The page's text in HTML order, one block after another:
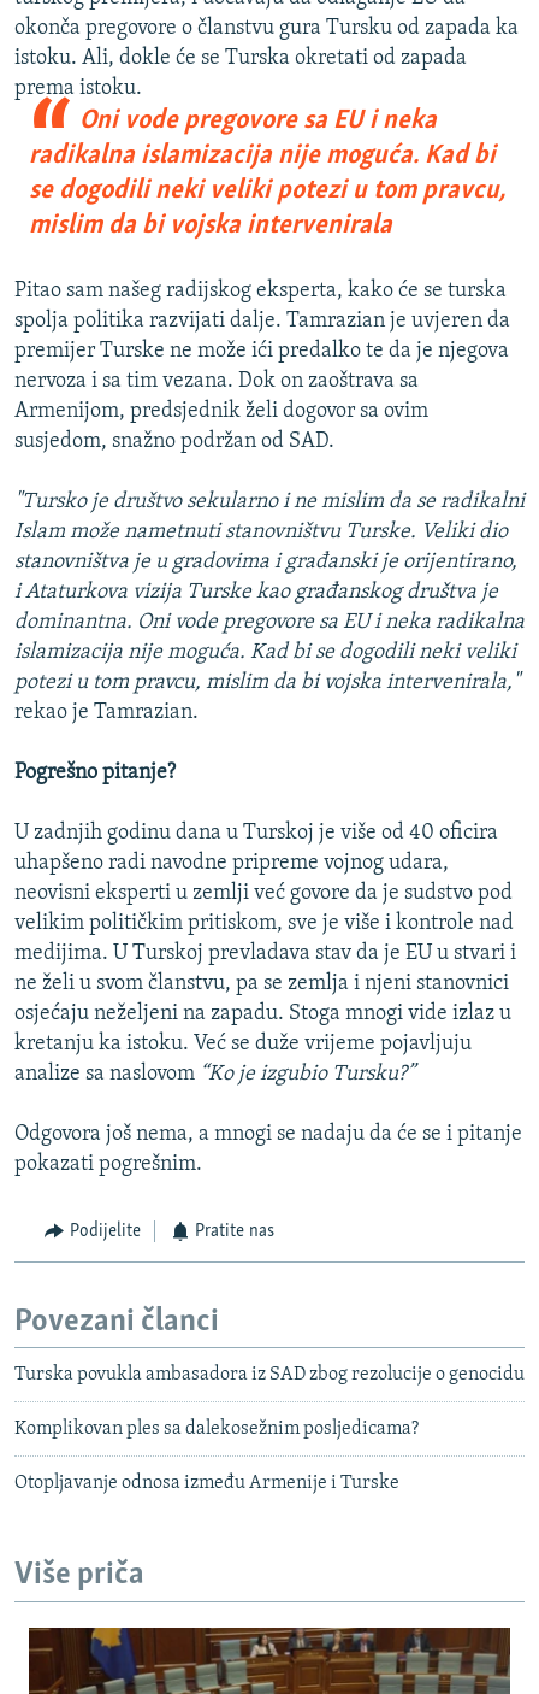
okonča pregovore o članstvu gura Tursku od zapada ka
istoku. Ali, dokle će se Turska okretati od zapada
prema istoku.
Oni vode pregovore sa EU i neka
radikalna islamizacija nije moguća. Kad bi
se dogodili neki veliki potezi u tom pravcu,
mislim da bi vojska intervenirala
Pitao sam našeg radijskog eksperta, kako će se turska
spolja politika razvijati dalje. Tamrazian je uvjeren da
premijer Turske ne može ići predalko te da je njegova
nervoza i sa tim vezana. Dok on zaoštrava sa
Armenijom, predsjednik želi dogovor sa ovim
susjedom, snažno podržan od SAD.
"Tursko je društvo sekularnoi ne mislim da se radikalni
Islam može nametnuti stanovništvu Turske. Veliki dio
stanovništva je u gradovima i građanski je orijentirano,
i Ataturkova vizija Turske kao građanskog društva je
dominantna. Oni vode pregovore sa EU i neka radikalna
islamizacija nije moguća. Kad bi se dogodili neki veliki
potezi u tom pravcu, mislim da bi vojska intervenirala,"
rekao je Tamrazian.
Pogrešno pitanje?
U zadnjih godinu dana u Turskoj je više od 40 oficira
uhapšeno radi navodne pripreme vojnog udara,
neovisni eksperti u zemlji već govore da je sudstvo pod
velikim političkim pritiskom, sve je više i kontrole nad
medijima. U Turskoj prevladava stav da je EU u stvari i
ne želi u svom članstvu, pa se zemlja i njeni stanovnici
osjećaju neželjeni na zapadu. Stoga mnogi vide izlaz u
kretanju ka istoku. Već se duže vrijeme pojavljuju
analize sa naslovom “Ko je izgubio Tursku?”
Odgovora još nema, a mnogi se nadaju da će se i pitanje
pokazati pogrešnim.
Podijelite Pratite nas
Povezani članci
Turska povukla ambasadora iz SAD zbog rezolucije o genocidu
Komplikovan ples sa dalekosežnim posljedicama?
Otopljavanje odnosa između Armenije i Turske
Više priča